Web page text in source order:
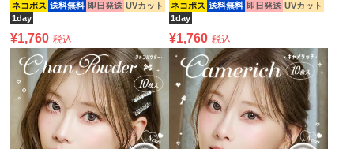
ネコポス 送料無料 即日発送 UVカット
1day
¥1,760 税込
ネコポス 送料無料 即日発送 UVカット
1day
¥1,760 税込